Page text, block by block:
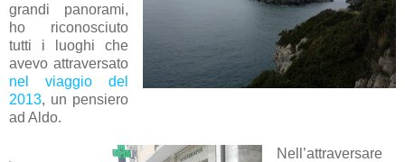
grandi panorami,
ho riconosciuto
tutti i luoghi che
avevo attraversato
nel viaggio del
2013, un pensiero
ad Aldo.
Nell’attraversare